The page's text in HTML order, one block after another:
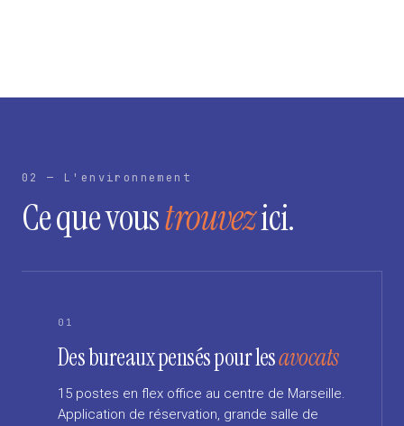
02 — L'environnement
Ce que voustrouvezici.
01
Des bureaux pensés pour lesavocats
15 postes en flex office au centre de Marseille.
Application de réservation, grande salle de